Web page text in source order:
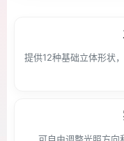
提供12种基础立体形状